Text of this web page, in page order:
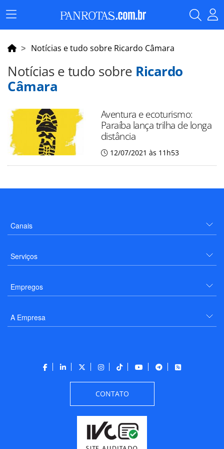
Menu
Principal
Notícias e tudo sobre Ricardo Câmara
Notícias e tudo sobre Ricardo
Câmara
Aventura e ecoturismo:
Paraíba lança trilha de longa
distância
12/07/2021 às 11h53
Canais
Serviços
Empregos
A Empresa
CONTATO